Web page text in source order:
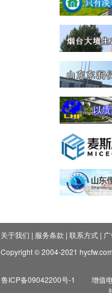
关于我们 | 服务条款 | 联系方式|
Copyright © 2004-2021
鲁ICP备09042200号-1
增值